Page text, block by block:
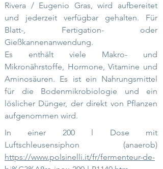
Rivera / Eugenio Gras, wird aufbereitet
und jederzeit verfügbar gehalten. Für
Blatt-, Fertigation- oder
Gießkannenanwendung.
Es enthält viele Makro- und
Mikronährstoffe, Hormone, Vitamine und
Aminosäuren. Es ist ein Nahrungsmittel
für die Bodenmikrobiologie und ein
löslicher Dünger, der direkt von Pflanzen
aufgenommen wird.
In einer 200 l Dose mit
Luftschleusensiphon (anaerob)
https://www.polsinelli.it/fr/fermenteur-de-